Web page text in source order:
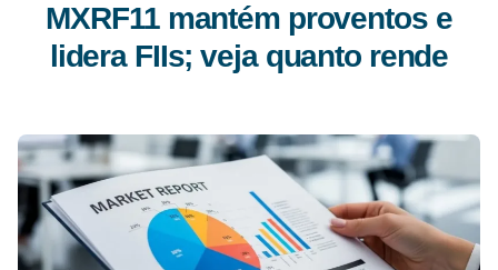
MXRF11 mantém proventos e
lidera FIIs; veja quanto rende